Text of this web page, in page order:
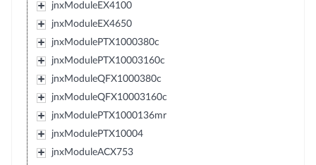
jnxModuleEX4100
jnxModuleEX4650
jnxModulePTX1000380c
jnxModulePTX10003160c
jnxModuleQFX1000380c
jnxModuleQFX10003160c
jnxModulePTX1000136mr
jnxModulePTX10004
jnxModuleACX753